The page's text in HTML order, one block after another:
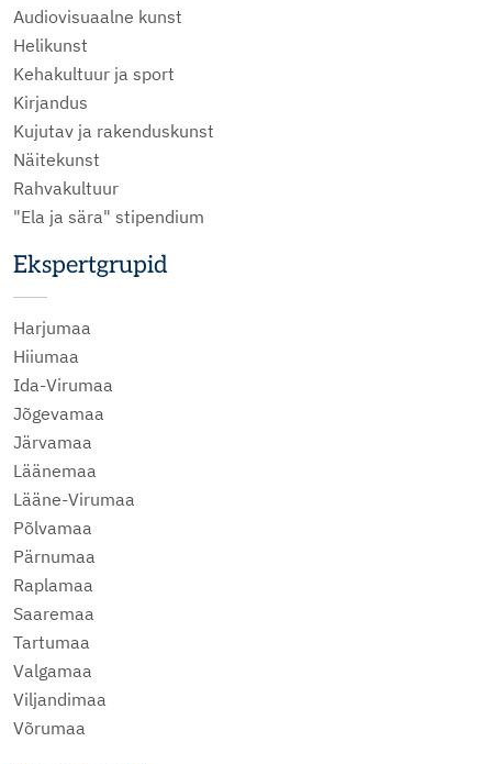
Audiovisuaalne kunst
Helikunst
Kehakultuur ja sport
Kirjandus
Kujutav ja rakenduskunst
Näitekunst
Rahvakultuur
"Ela ja sära" stipendium
Ekspertgrupid
Harjumaa
Hiiumaa
Ida-Virumaa
Jõgevamaa
Järvamaa
Läänemaa
Lääne-Virumaa
Põlvamaa
Pärnumaa
Raplamaa
Saaremaa
Tartumaa
Valgamaa
Viljandimaa
Võrumaa